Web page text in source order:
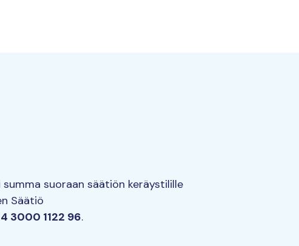
suoraan säätiön keräystilille
Säätiö
3000 1122 96.